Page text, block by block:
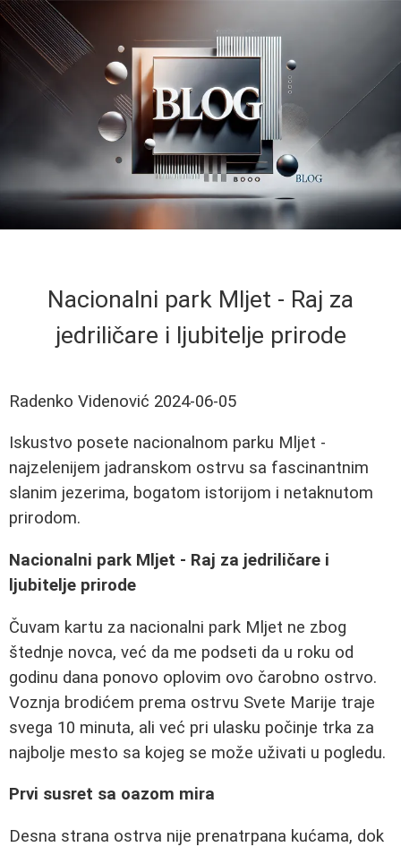
Nacionalni park Mljet - Raj za
jedriličare i ljubitelje prirode
Radenko Videnović 2024-06-05
Iskustvo posete nacionalnom parku Mljet -
najzelenijem jadranskom ostrvu sa fascinantnim
slanim jezerima, bogatom istorijom i netaknutom
prirodom.
Nacionalni park Mljet - Raj za jedriličare i
ljubitelje prirode
Čuvam kartu za nacionalni park Mljet ne zbog
štednje novca, već da me podseti da u roku od
godinu dana ponovo oplovim ovo čarobno ostrvo.
Voznja brodićem prema ostrvu Svete Marije traje
svega 10 minuta, ali već pri ulasku počinje trka za
najbolje mesto sa kojeg se može uživati u pogledu.
Prvi susret sa oazom mira
Desna strana ostrva nije prenatrpana kućama, dok